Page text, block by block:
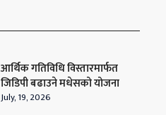
आर्थिक गतिविधि विस्तारमार्फत
जिडिपी बढाउने मधेसको योजना
July, 19, 2026